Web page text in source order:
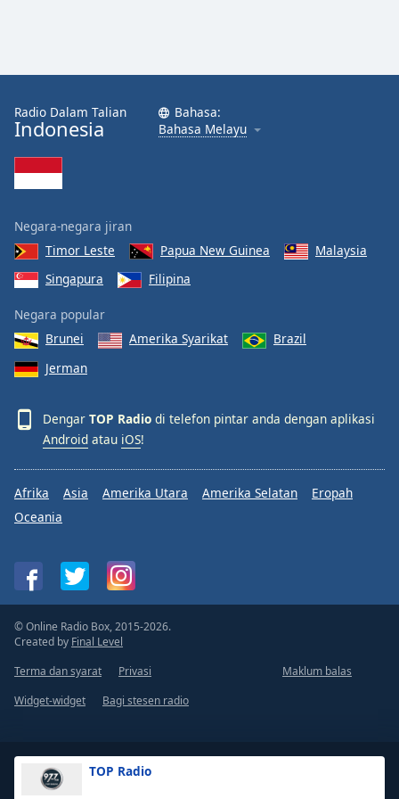
TOP Radio
Radio Dalam Talian
Indonesia
Bahasa:
Bahasa Melayu
Negara-negara jiran
Timor Leste
Papua New Guinea
Malaysia
Singapura
Filipina
Negara popular
Brunei
Amerika Syarikat
Brazil
Jerman
Dengar TOP Radio di telefon pintar anda dengan aplikasi
Android atau iOS!
Afrika Asia Amerika Utara Amerika Selatan
Eropah
Oceania
© Online Radio Box, 2015-2026.
Created by Final Level
Terma dan syarat
Privasi
Maklum balas
Widget-widget
Bagi stesen radio